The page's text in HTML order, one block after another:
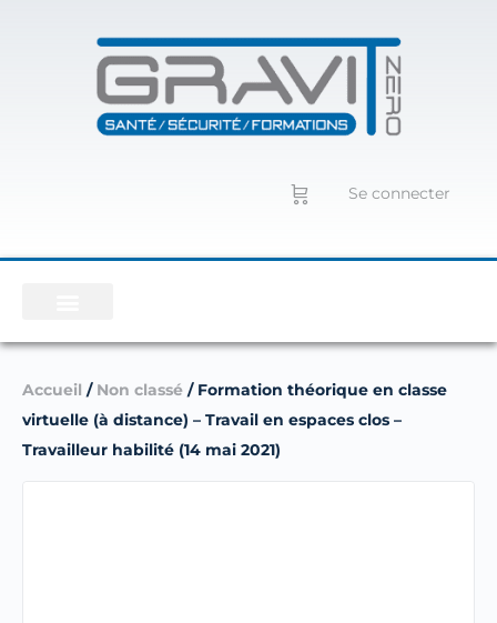
Se connecter
Accueil / Non classé / Formation théorique en classe
virtuelle (à distance) – Travail en espaces clos –
Travailleur habilité (14 mai 2021)